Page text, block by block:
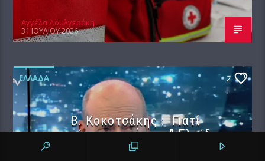
Αγγέλα Δουλγεράκη
31 ΙΟΥΛΊΟΥ 2026
ΕΛΛΆΔΑ 2
Β. Κοκοτσάκης : Γιατί
αποχώρησα από την ” Ελπίδα
Δημοκρατίας ” και τα νέα